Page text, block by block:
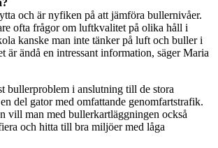
och är nyfiken på att jämföra bullernivåer.
ofta frågor om luftkvalitet på olika håll i
kanske man inte tänker på luft och buller i
är ändå en intressant information, säger Maria
bullerproblem i anslutning till de stora
del gator med omfattande genomfartstrafik.
vill man med bullerkartläggningen också
och hitta till bra miljöer med låga